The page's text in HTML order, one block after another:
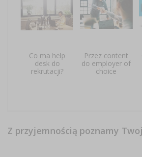
Co ma help
desk do
rekrutacji?
Przez content
do employer of
choice
Z przyjemnością poznamy